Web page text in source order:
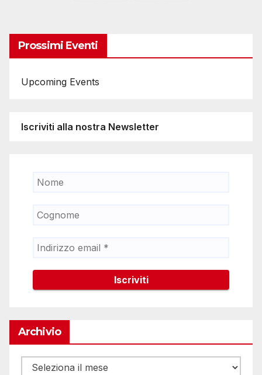
articoli
Prossimi Eventi
Upcoming Events
Iscriviti alla nostra Newsletter
Archivio
Archivio